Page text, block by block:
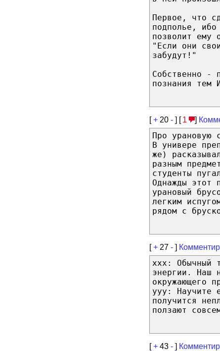
Первое, что
подполье, ибо
позволит ему
"Если они
забудут!"
Собственно -
познания
[+ 20 - ] [ 1 ]
Про урановую
В универе
же)
разным
студенты
Однажды этот
урановый
легким
рядом с
[+ 27 - ]
xxx: Обычный
энергии. Наш
окружающего
yyy: Научите
получится
ползают
[+ 43 - ]